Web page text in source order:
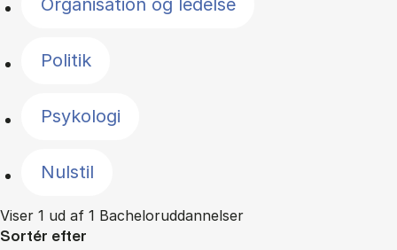
Organisation og ledelse
Politik
Psykologi
Nulstil
Viser 1 ud af 1 Bacheloruddannelser
Sortér efter